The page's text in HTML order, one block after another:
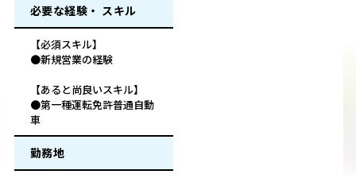
必要な経験・ スキル
【必須スキル】
●新規営業の経験
【あると尚良いスキル】
●第一種運転免許普通自動
車
勤務地